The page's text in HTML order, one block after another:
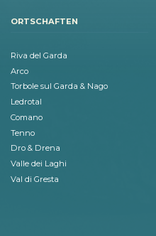
ORTSCHAFTEN
Riva del Garda
Arco
Torbole sul Garda & Nago
Ledrotal
Comano
Tenno
Dro & Drena
Valle dei Laghi
Val di Gresta